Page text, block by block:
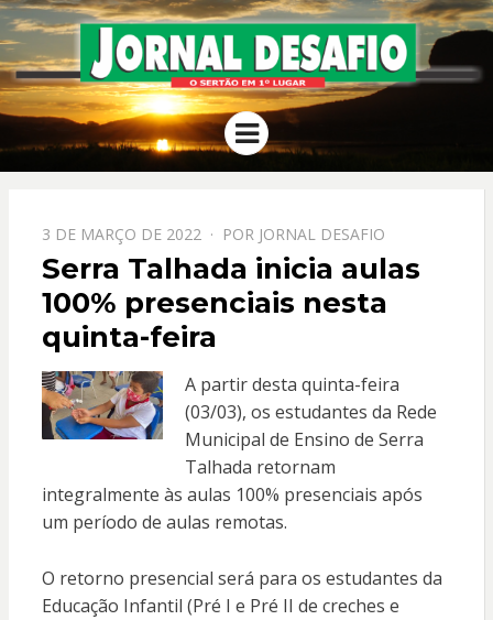
JORNAL
DESAFIO
O Sertão em 1º Lugar
Menu
PPOSTADO
EM
3 DE MARÇO DE 2022 POR JORNAL DESAFIO
Serra Talhada inicia aulas
100% presenciais nesta
quinta-feira
A partir desta quinta-feira
(03/03), os estudantes da Rede
Municipal de Ensino de Serra
Talhada retornam
integralmente às aulas 100% presenciais após
um período de aulas remotas.
O retorno presencial será para os estudantes da
Educação Infantil (Pré I e Pré II de creches e